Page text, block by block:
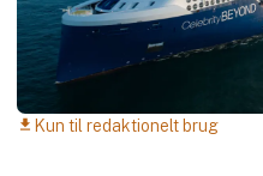
download Kun til redaktionelt brug